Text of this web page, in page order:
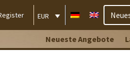
EUR
Neueste Angebote